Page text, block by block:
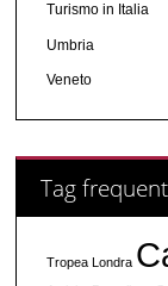
Turismo in Italia
Umbria
Veneto
Tag
Tropea Londra